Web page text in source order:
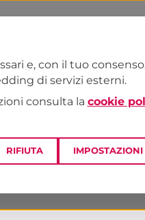
NOTIZIE DAI TERRITORI
e, con il tuo
di servizi esterni.
consulta la cookie
RIFIUTA IMPOSTAZIONI